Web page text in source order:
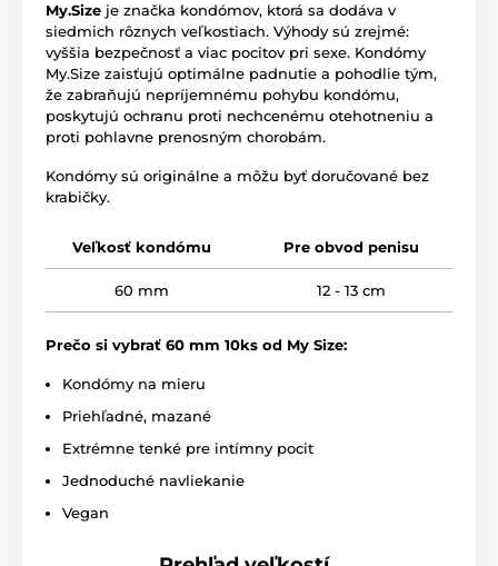
My.Size je značka kondómov, ktorá sa dodáva v
siedmich rôznych veľkostiach. Výhody sú zrejmé:
vyššia bezpečnosť a viac pocitov pri sexe. Kondómy
My.Size zaisťujú optimálne padnutie a pohodlie tým,
že zabraňujú nepríjemnému pohybu kondómu,
poskytujú ochranu proti nechcenému otehotneniu a
proti pohlavne prenosným chorobám.
Kondómy sú originálne a môžu byť doručované bez
krabičky.
Veľkosť kondómu Pre obvod penisu
60 mm 12 - 13 cm
Prečo si vybrať 60 mm 10ks od My Size:
Kondómy na mieru
Priehľadné, mazané
Extrémne tenké pre intímny pocit
Jednoduché navliekanie
Vegan